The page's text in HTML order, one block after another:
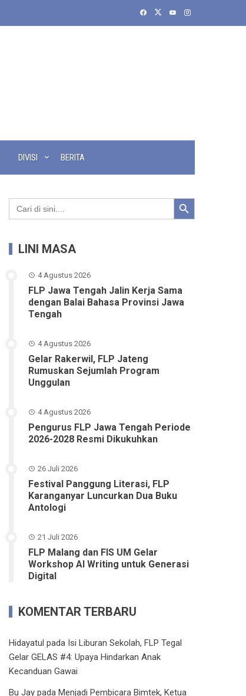
DIVISI BERITA
Search
for:
Search Button
LINI MASA
4 Agustus 2026
FLP Jawa Tengah Jalin Kerja Sama
dengan Balai Bahasa Provinsi Jawa
Tengah
4 Agustus 2026
Gelar Rakerwil, FLP Jateng
Rumuskan Sejumlah Program
Unggulan
4 Agustus 2026
Pengurus FLP Jawa Tengah Periode
2026-2028 Resmi Dikukuhkan
26 Juli 2026
Festival Panggung Literasi, FLP
Karanganyar Luncurkan Dua Buku
Antologi
21 Juli 2026
FLP Malang dan FIS UM Gelar
Workshop AI Writing untuk Generasi
Digital
KOMENTAR TERBARU
Hidayatul pada Isi Liburan Sekolah, FLP Tegal
Gelar GELAS #4: Upaya Hindarkan Anak
Kecanduan Gawai
Bu Jay padaMenjadi Pembicara Bimtek, Ketua